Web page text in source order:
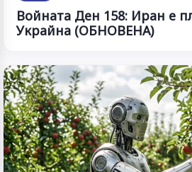
Войната Ден 158: Иран е
Украйна (ОБНОВЕНА)